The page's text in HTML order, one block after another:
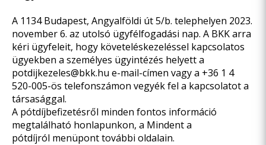
A 1134 Budapest, Angyalföldi út 5/b. telephelyen 2023.
november 6. az utolsó ügyfélfogadási nap. A BKK arra
kéri ügyfeleit, hogy követeléskezeléssel kapcsolatos
ügyekben a személyes ügyintézés helyett a
potdijkezeles@bkk.hu e-mail-címen vagy a +36 1 4
520-005-ös telefonszámon vegyék fel a kapcsolatot a
társasággal.
A pótdíjbefizetésről minden fontos információ
megtalálható honlapunkon, a Mindent a
pótdíjról menüpont további oldalain.